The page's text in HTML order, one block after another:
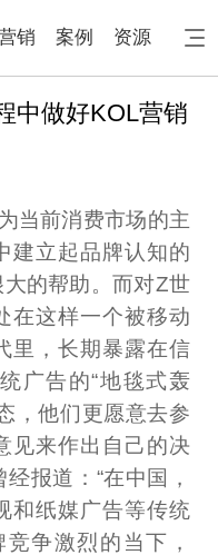
销 案例 资源
中做好KOL营销
当前消费市场的主
建立起品牌认知的
的帮助。而对Z世
在这样一个被移动
里，长期暴露在信
广告的“地毯式轰
，他们更愿意去参
见来作出自己的决
报道：“在中国，
和纸媒广告等传统
争激烈的当下，